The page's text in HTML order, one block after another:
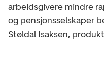
arbeidsgivere mindre
og pensjonsselskaper
Støldal Isaksen,